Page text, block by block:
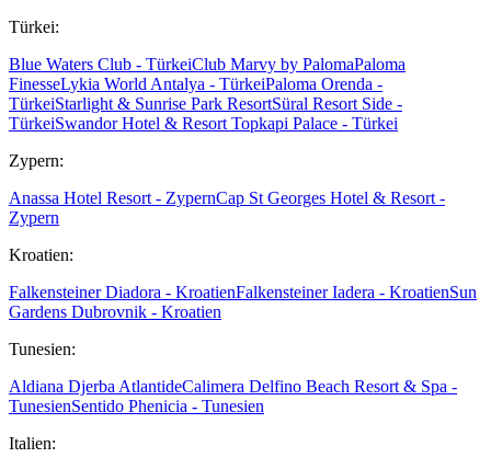
Türkei:
Blue Waters Club - TürkeiClub Marvy by PalomaPaloma
FinesseLykia World Antalya - TürkeiPaloma Orenda -
TürkeiStarlight & Sunrise Park ResortSüral Resort Side -
TürkeiSwandor Hotel & Resort Topkapi Palace - Türkei
Zypern:
Anassa Hotel Resort - ZypernCap St Georges Hotel & Resort -
Zypern
Kroatien:
Falkensteiner Diadora - KroatienFalkensteiner Iadera - KroatienSun
Gardens Dubrovnik - Kroatien
Tunesien:
Aldiana Djerba AtlantideCalimera Delfino Beach Resort & Spa -
TunesienSentido Phenicia - Tunesien
Italien: